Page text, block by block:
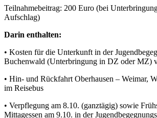
Teilnahmebeitrag: 200 Euro (bei
Aufschlag)
Darin enthalten:
• Kosten für die Unterkunft in der
Buchenwald (Unterbringung in DZ oder MZ)
• Hin- und Rückfahrt Oberhausen – Weimar,
im Reisebus
• Verpflegung am 8.10. (ganztägig) sowie
Mittagessen am 9.10. in der